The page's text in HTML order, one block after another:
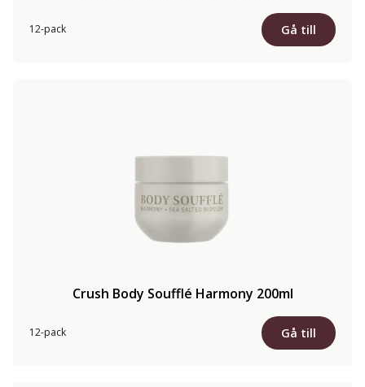
12-pack Gå till
Crush Body Soufflé Harmony 200ml
12-pack Gå till